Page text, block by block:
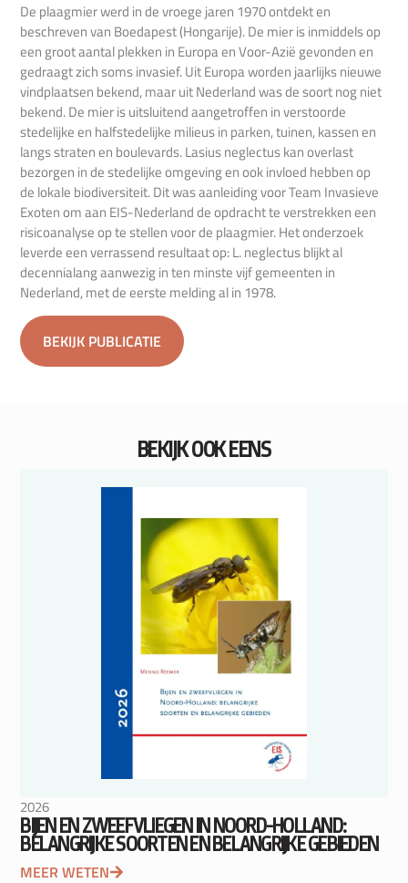
De plaagmier werd in de vroege jaren 1970 ontdekt en
beschreven van Boedapest (Hongarije). De mier is inmiddels op
een groot aantal plekken in Europa en Voor-Azië gevonden en
gedraagt zich soms invasief. Uit Europa worden jaarlijks nieuwe
vindplaatsen bekend, maar uit Nederland was de soort nog niet
bekend. De mier is uitsluitend aangetroffen in verstoorde
stedelijke en halfstedelijke milieus in parken, tuinen, kassen en
langs straten en boulevards. Lasius neglectus kan overlast
bezorgen in de stedelijke omgeving en ook invloed hebben op
de lokale biodiversiteit. Dit was aanleiding voor Team Invasieve
Exoten om aan EIS-Nederland de opdracht te verstrekken een
risicoanalyse op te stellen voor de plaagmier. Het onderzoek
leverde een verrassend resultaat op: L. neglectus blijkt al
decennialang aanwezig in ten minste vijf gemeenten in
Nederland, met de eerste melding al in 1978.
BEKIJK PUBLICATIE
BEKIJK OOK EENS
2026
BIJEN EN ZWEEFVLIEGEN IN NOORD-HOLLAND:
BELANGRIJKE SOORTEN EN BELANGRIJKE GEBIEDEN
MEER WETEN